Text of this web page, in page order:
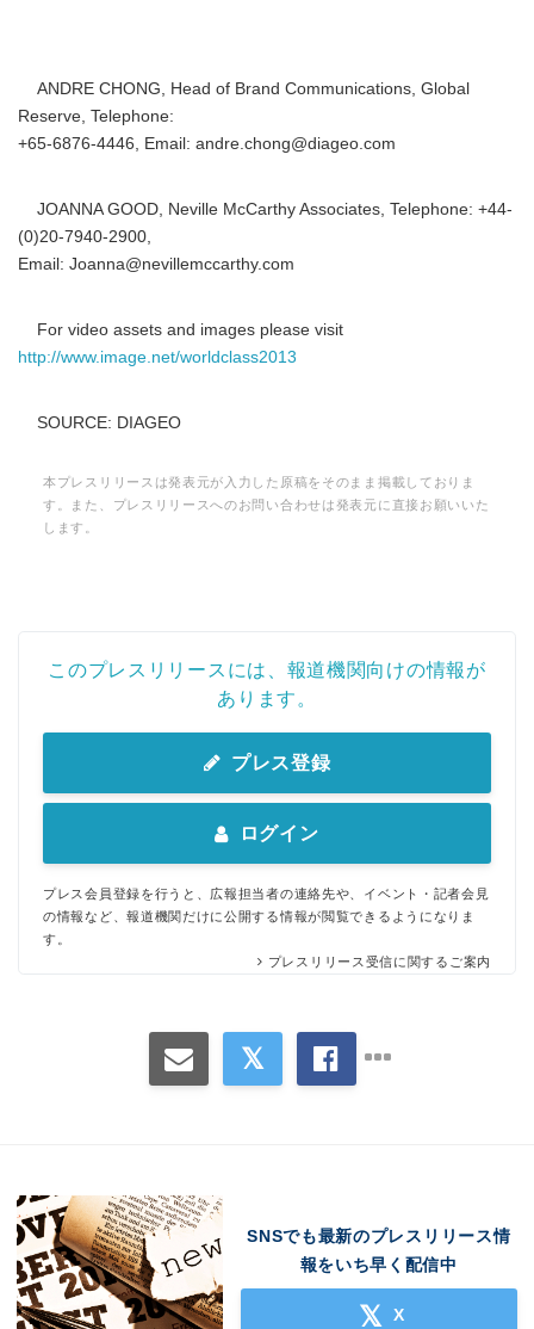
ANDRE CHONG, Head of Brand Communications, Global
Reserve, Telephone:
+65-6876-4446, Email: andre.chong@diageo.com
JOANNA GOOD, Neville McCarthy Associates, Telephone: +44-
(0)20-7940-2900,
Email: Joanna@nevillemccarthy.com
For video assets and images please visit
http://www.image.net/worldclass2013
SOURCE: DIAGEO
本プレスリリースは発表元が入力した原稿をそのまま掲載しておりま
す。また、プレスリリースへのお問い合わせは発表元に直接お願いいた
します。
このプレスリリースには、報道機関向けの情報が
あります。
プレス登録
ログイン
プレス会員登録を行うと、広報担当者の連絡先や、イベント・記者会見
の情報など、報道機関だけに公開する情報が閲覧できるようになりま
す。
プレスリリース受信に関するご案内
SNSでも最新のプレスリリース情
報をいち早く配信中
X
Japanese